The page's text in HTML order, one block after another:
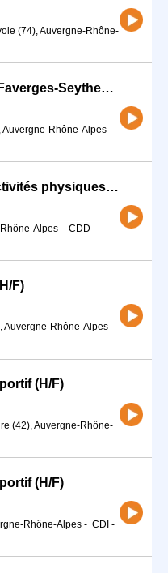
(74), Auvergne-Rhône-
Educateur sportif APA sur Faverges-Seythenex (74) (H/F)
Auvergne-Rhône-Alpes -
Educateur / éducatrice d'activités physiques (H/F)
Alpes - CDD -
F)
Auvergne-Rhône-Alpes -
(H/F)
(42), Auvergne-Rhône-
(H/F)
Rhône-Alpes - CDI -